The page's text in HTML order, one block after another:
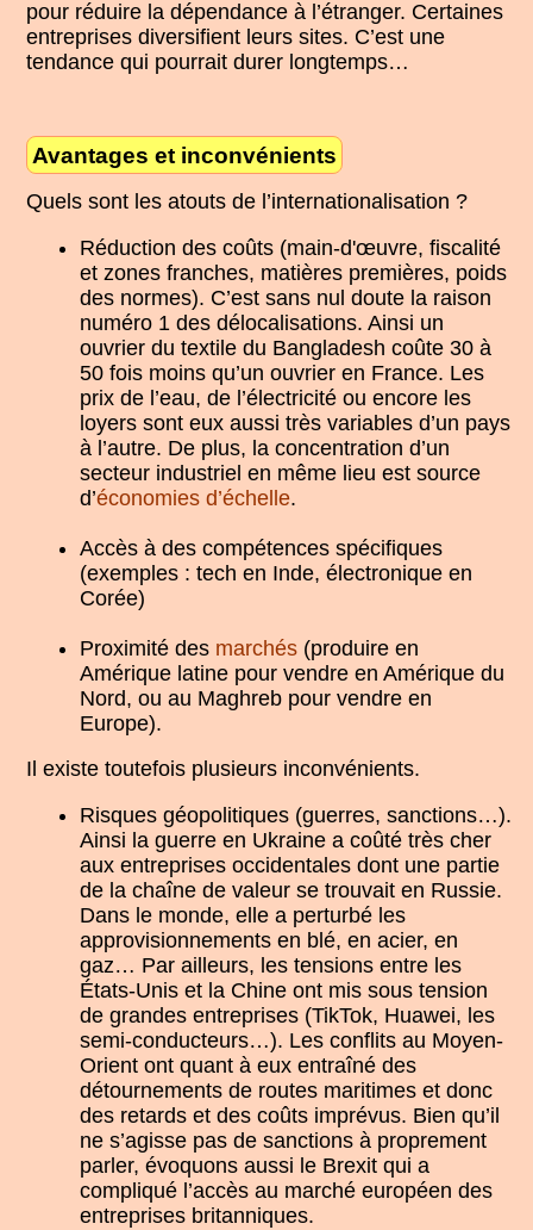
pour réduire la dépendance à l’étranger. Certaines
entreprises diversifient leurs sites. C’est une
tendance qui pourrait durer longtemps…
Avantages et inconvénients
Quels sont les atouts de l’internationalisation ?
Réduction des coûts (main-d'œuvre, fiscalité
et zones franches, matières premières, poids
des normes). C’est sans nul doute la raison
numéro 1 des délocalisations. Ainsi un
ouvrier du textile du Bangladesh coûte 30 à
50 fois moins qu’un ouvrier en France. Les
prix de l’eau, de l’électricité ou encore les
loyers sont eux aussi très variables d’un pays
à l’autre. De plus, la concentration d’un
secteur industriel en même lieu est source
d’économies d’échelle.
Accès à des compétences spécifiques
(exemples : tech en Inde, électronique en
Corée)
Proximité des marchés(produire en
Amérique latine pour vendre en Amérique du
Nord, ou au Maghreb pour vendre en
Europe).
Il existe toutefois plusieurs inconvénients.
Risques géopolitiques (guerres, sanctions…).
Ainsi la guerre en Ukraine a coûté très cher
aux entreprises occidentales dont une partie
de la chaîne de valeur se trouvait en Russie.
Dans le monde, elle a perturbé les
approvisionnements en blé, en acier, en
gaz… Par ailleurs, les tensions entre les
États-Unis et la Chine ont mis sous tension
de grandes entreprises (TikTok, Huawei, les
semi-conducteurs…). Les conflits au Moyen-
Orient ont quant à eux entraîné des
détournements de routes maritimes et donc
des retards et des coûts imprévus. Bien qu’il
ne s’agisse pas de sanctions à proprement
parler, évoquons aussi le Brexit qui a
compliqué l’accès au marché européen des
entreprises britanniques.